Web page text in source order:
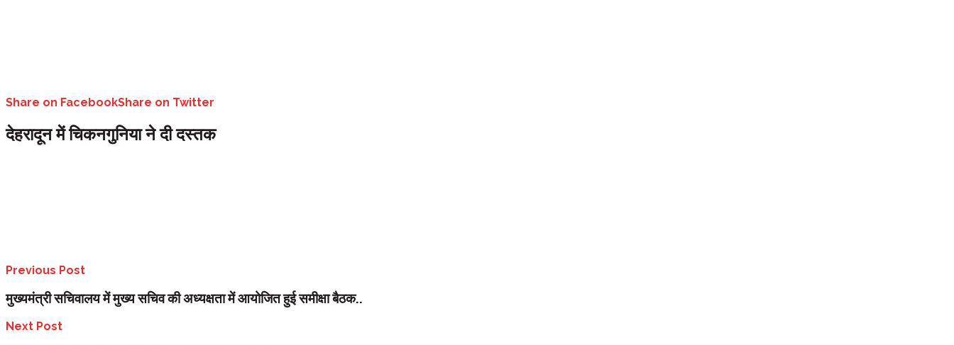
Share on FacebookShare on Twitter
देहरादून में चिकनगुनिया ने दी दस्तक
Previous Post
मुख्यमंत्री सचिवालय में मुख्य सचिव की अध्यक्षता में आयोजित हुई समीक्षा बैठक..
Next Post